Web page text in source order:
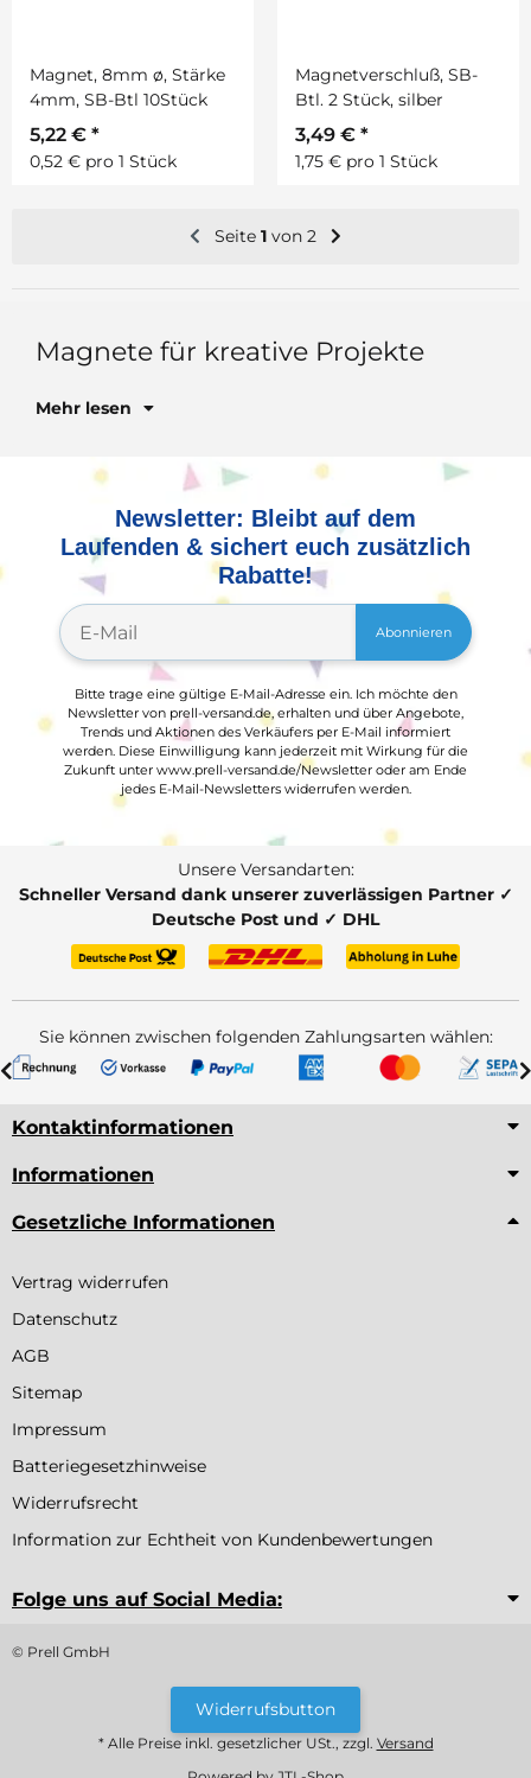
Magnet, 8mm ø, Stärke
4mm, SB-Btl 10Stück
5,22 € *
0,52 € pro 1 Stück
Magnetverschluß, SB-
Btl. 2 Stück, silber
3,49 € *
1,75 € pro 1 Stück
Seite 1 von 2
Magnete für kreative Projekte
Mehr lesen
Newsletter: Bleibt auf dem
Laufenden & sichert euch zusätzlich
Rabatte!
Abonnieren
Bitte trage eine gültige E-Mail-Adresse ein. Ich möchte den
Newsletter von prell-versand.de, erhalten und über Angebote,
Trends und Aktionen des Verkäufers per E-Mail informiert
werden. Diese Einwilligung kann jederzeit mit Wirkung für die
Zukunft unter www.prell-versand.de/Newsletter oder am Ende
jedes E-Mail-Newsletters widerrufen werden.
Unsere Versandarten:
Schneller Versand dank unserer zuverlässigen Partner ✓
Deutsche Post und ✓ DHL
Sie können zwischen folgenden Zahlungsarten wählen:
Kontaktinformationen
Informationen
Gesetzliche Informationen
Vertrag widerrufen
Datenschutz
AGB
Sitemap
Impressum
Batteriegesetzhinweise
Widerrufsrecht
Information zur Echtheit von Kundenbewertungen
Folge uns auf Social Media:
© Prell GmbH
Widerrufsbutton
* Alle Preise inkl. gesetzlicher USt., zzgl. Versand